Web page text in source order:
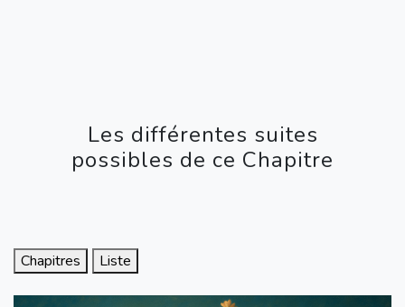
Les différentes suites
possibles de ce Chapitre
Chapitres Liste